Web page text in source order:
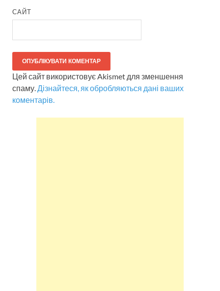
САЙТ
Цей сайт використовує Akismet для зменшення
спаму.Дізнайтеся, як обробляються дані ваших
коментарів.